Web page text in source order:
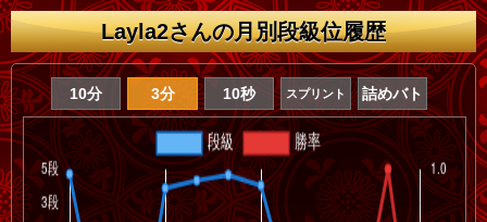
Layla2さんの月別段級位履歴
10分 3分 10秒 スプリント 詰めバト